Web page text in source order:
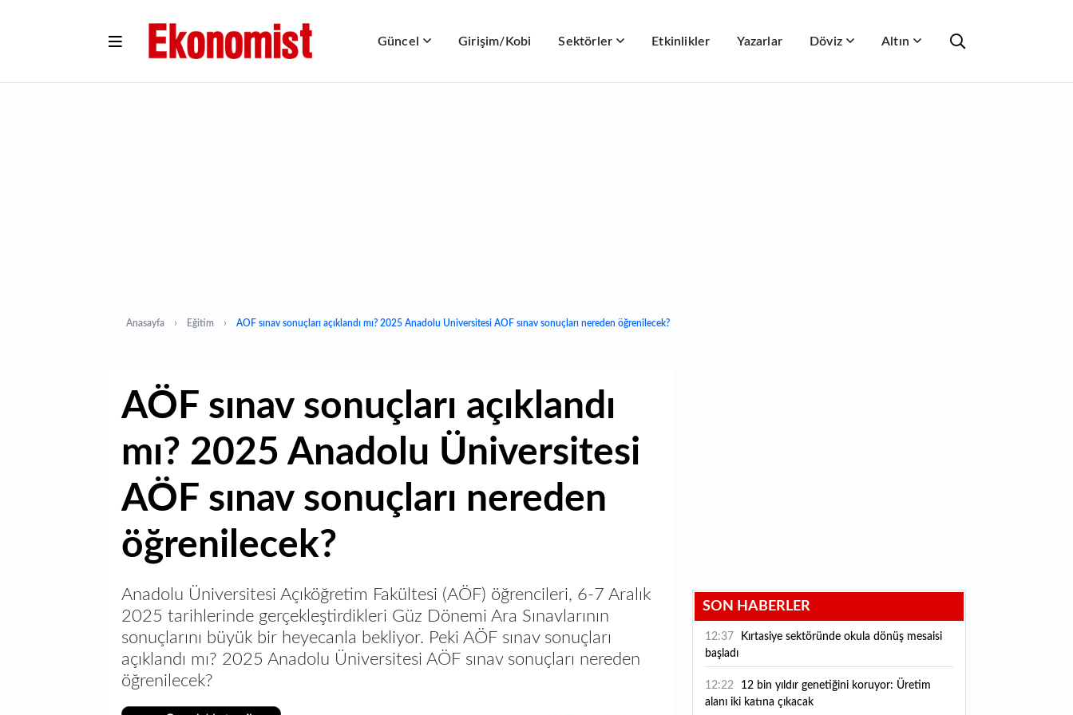
Güncel Girişim/Kobi Sektörler Etkinlikler Yazarlar Döviz Altın
Anasayfa Eğitim AÖF sınav sonuçları açıklandı mı? 2025 Anadolu Üniversitesi AÖF sınav sonuçları nereden öğrenilecek?
AÖF sınav sonuçları açıklandı
mı? 2025 Anadolu Üniversitesi
AÖF sınav sonuçları nereden
öğrenilecek?
Anadolu Üniversitesi Açıköğretim Fakültesi (AÖF) öğrencileri, 6-7 Aralık
2025 tarihlerinde gerçekleştirdikleri Güz Dönemi Ara Sınavlarının
sonuçlarını büyük bir heyecanla bekliyor. Peki AÖF sınav sonuçları
açıklandı mı? 2025 Anadolu Üniversitesi AÖF sınav sonuçları nereden
öğrenilecek?
SON HABERLER
12:37
başladı
12:22
alanı iki katına çıkacak